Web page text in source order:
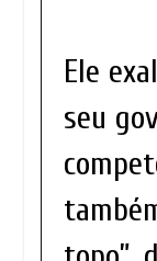
Ele
seu